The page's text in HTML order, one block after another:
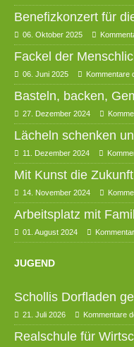
Benefizkonzert für
06. Oktober 2025
Fackel der
06. Juni 2025 Kommentare
Basteln, backen,
27. Dezember 2024
Lächeln schenken
11. Dezember 2024
Mit Kunst die
14. November 2024
Arbeitsplatz mit
01. August 2024
JUGEND
Schollis Dorfladen
21. Juli 2026 Kommentare
Realschule für